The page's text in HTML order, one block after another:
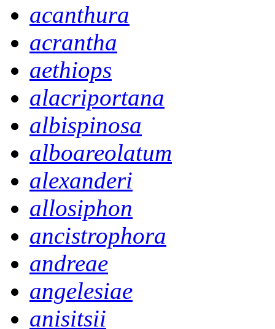
acanthura
acrantha
aethiops
alacriportana
albispinosa
alboareolatum
alexanderi
allosiphon
ancistrophora
andreae
angelesiae
anisitsii